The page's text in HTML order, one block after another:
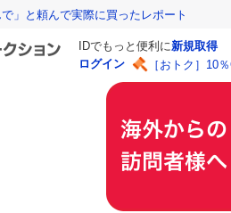
」と頼んで実際に買ったレポート
IDでもっと便利に新規取得
ログイン
［おトク］10